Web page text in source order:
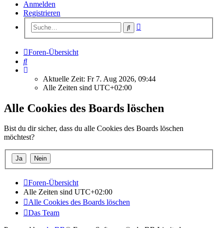
Anmelden
Registrieren
Suche
Foren-Übersicht
Suche
Aktuelle Zeit: Fr 7. Aug 2026, 09:44
Alle Zeiten sind UTC+02:00
Alle Cookies des Boards löschen
Bist du dir sicher, dass du alle Cookies des Boards löschen
möchtest?
Foren-Übersicht
Alle Zeiten sind UTC+02:00
Alle Cookies des Boards löschen
Das Team